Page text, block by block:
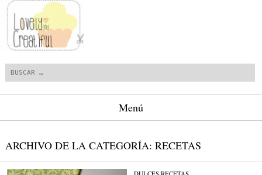
Menú
ARCHIVO DE LA CATEGORÍA: RECETAS